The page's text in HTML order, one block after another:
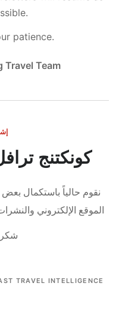
patience.
Team
كونكتنج
نقوم حالياً باستكمال بعض
الموقع الإلكتروني
TRAVEL INTELLIGENCE